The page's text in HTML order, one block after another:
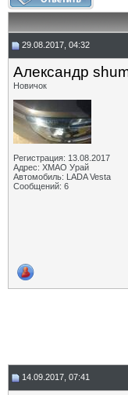
29.08.2017, 04:32
Александр
Новичок
Регистрация: 13.08.2017
Адрес: ХМАО Урай
Автомобиль: LADA Vesta
Сообщений: 6
14.09.2017, 07:41